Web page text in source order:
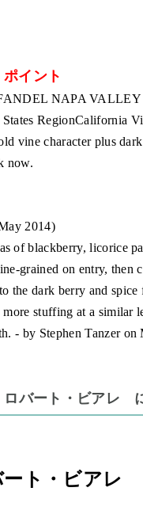
イント
NAPA
RegionCalifornia
vine character plus
now.
2014)
of blackberry, licorice
grained on entry, then
the dark berry and
stuffing at a similar
- by Stephen Tanzer on
バート・ビアレ
ト・ビアレ